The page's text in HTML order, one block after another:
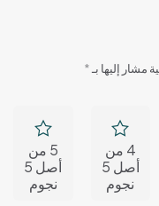
مشار إليها بـ*
4 من
أصل 5
نجوم
5 من
أصل 5
نجوم